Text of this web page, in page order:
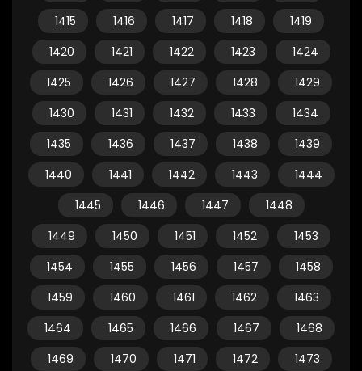
1415
1416 1417 1418
1419
1420
1421 1422 1423
1424
1425
1426 1427 1428
1429
1430
1431 1432 1433
1434
1435
1436 1437 1438
1439
1440
1441 1442 1443
1444
1445
1446 1447
1448
1449
1450 1451 1452
1453
1454
1455 1456 1457
1458
1459
1460 1461 1462
1463
1464
1465 1466 1467
1468
1469
1470 1471 1472
1473